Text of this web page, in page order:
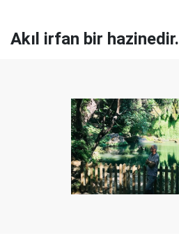
Akıl irfan bir hazinedir.